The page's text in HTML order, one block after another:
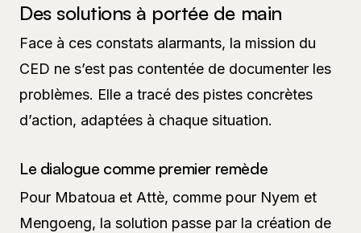
Des solutions à portée de main
Face à ces constats alarmants, la mission du
CED ne s’est pas contentée de documenter les
problèmes. Elle a tracé des pistes concrètes
d’action, adaptées à chaque situation.
Le dialogue comme premier remède
Pour Mbatoua et Attè, comme pour Nyem et
Mengoeng, la solution passe par la création de